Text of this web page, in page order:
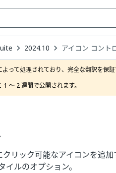
2024.10 アイコン コント
って処理されており、完全な翻訳を保証
～ 2 週間で公開されます。
リック可能なアイコンを追
ルのオプション。